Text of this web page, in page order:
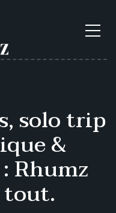
solo trip
&
Rhumz
tout.